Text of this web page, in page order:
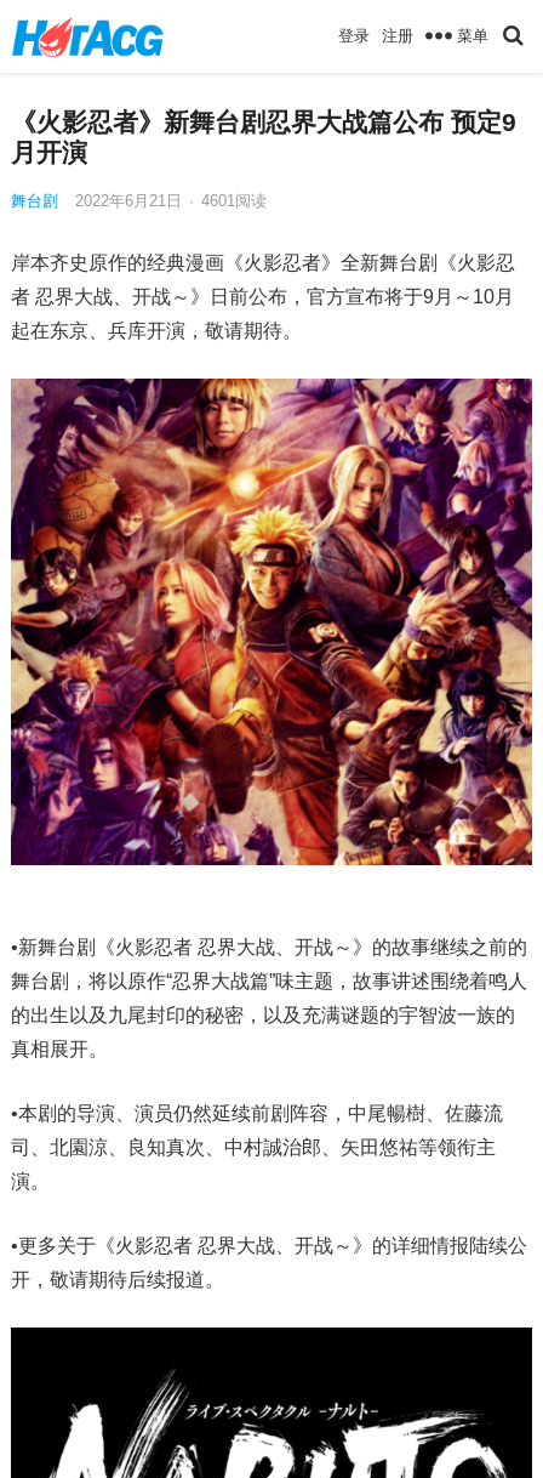
登录 注册 菜单
《火影忍者》新舞台剧忍界大战篇公布 预定9
月开演
舞台剧 2022年6月21日 · 4601 阅读
岸本齐史原作的经典漫画《火影忍者》全新舞台剧《火影忍
者 忍界大战、开战～》日前公布，官方宣布将于9月～10月
起在东京、兵库开演，敬请期待。
•新舞台剧《火影忍者 忍界大战、开战～》的故事继续之前的
舞台剧，将以原作“忍界大战篇”味主题，故事讲述围绕着鸣人
的出生以及九尾封印的秘密，以及充满谜题的宇智波一族的
真相展开。
•本剧的导演、演员仍然延续前剧阵容，中尾暢樹、佐藤流
司、北園涼、良知真次、中村誠治郎、矢田悠祐等领衔主
演。
•更多关于《火影忍者 忍界大战、开战～》的详细情报陆续公
开，敬请期待后续报道。